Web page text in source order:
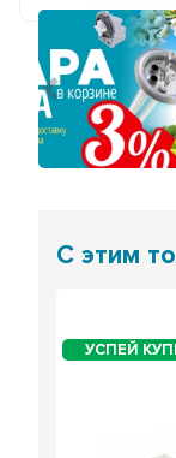
Предыдущий
С этим